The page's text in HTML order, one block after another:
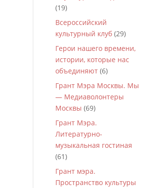
(19)
Всероссийский
культурный клуб (29)
Герои нашего времени,
истории, которые нас
объединяют (6)
Грант Мэра Москвы. Мы
— Медиаволонтеры
Москвы (69)
Грант Мэра.
Литературно-
музыкальная гостиная
(61)
Грант мэра.
Пространство культуры